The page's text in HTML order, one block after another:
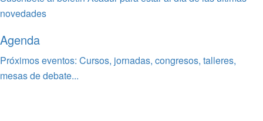
novedades
Agenda
Próximos eventos: Cursos, jornadas, congresos, talleres,
mesas de debate...